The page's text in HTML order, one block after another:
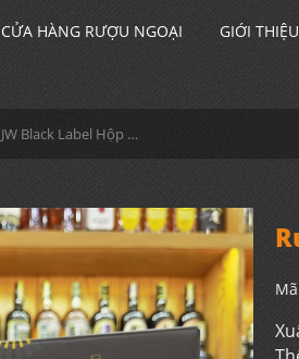
CỬA HÀNG RƯỢU NGOẠI GIỚI THIỆU
Rượu JW Black Label Hộp Quà 2025